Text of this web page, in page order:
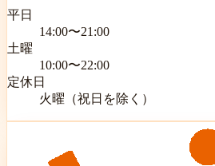
平日
14:00〜21:00
土曜
10:00〜22:00
定休日
火曜（祝日を除く）